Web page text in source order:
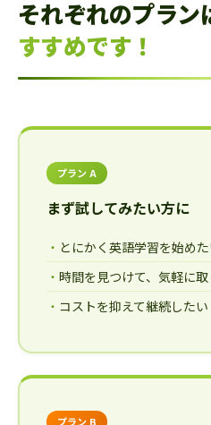
それぞれのプラン
すすめです！
プラン A
まず試してみたい方に
とにかく英語学習を始め
時間を見つけて、気軽に
コストを抑えて継続したい
プラン B